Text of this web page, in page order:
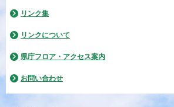
リンク集
リンクについて
県庁フロア・アクセス案内
お問い合わせ